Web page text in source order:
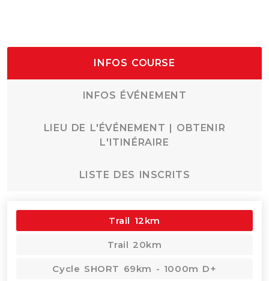
INFOS COURSE
INFOS ÉVÉNEMENT
LIEU DE L'ÉVÉNEMENT | OBTENIR
L'ITINÉRAIRE
LISTE DES INSCRITS
Trail 12km
Trail 20km
Cycle SHORT 69km - 1000m D+